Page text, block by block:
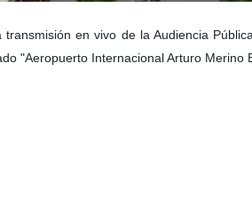
transmisión en vivo de la Audiencia
"Aeropuerto Internacional Arturo Merino